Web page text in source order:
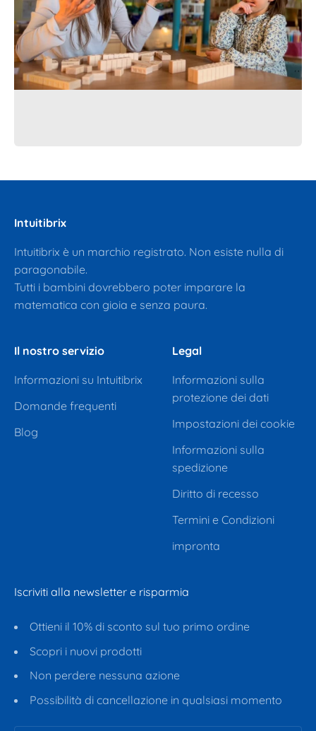
Intuitibrix
Intuitibrix è un marchio registrato. Non esiste nulla di
paragonabile.
Tutti i bambini dovrebbero poter imparare la
matematica con gioia e senza paura.
Il nostro servizio
Informazioni su Intuitibrix
Domande frequenti
Blog
Legal
Informazioni sulla
protezione dei dati
Impostazioni dei cookie
Informazioni sulla
spedizione
Diritto di recesso
Termini e Condizioni
impronta
Iscriviti alla newsletter e risparmia
Ottieni il 10% di sconto sul tuo primo ordine
Scopri i nuovi prodotti
Non perdere nessuna azione
Possibilità di cancellazione in qualsiasi momento